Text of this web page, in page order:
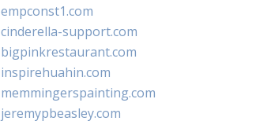
empconst1.com
cinderella-support.com
bigpinkrestaurant.com
inspirehuahin.com
memmingerspainting.com
jeremypbeasley.com